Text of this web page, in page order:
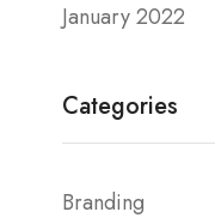
January 2022
Categories
Branding